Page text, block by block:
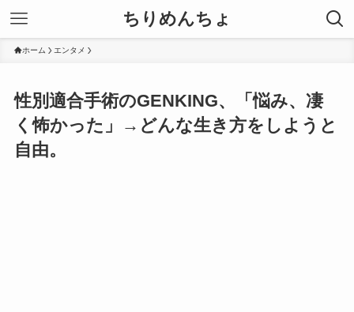
ちりめんちょ
ホーム エンタメ
性別適合手術のGENKING、「悩み、凄
く怖かった」→どんな生き方をしようと
自由。